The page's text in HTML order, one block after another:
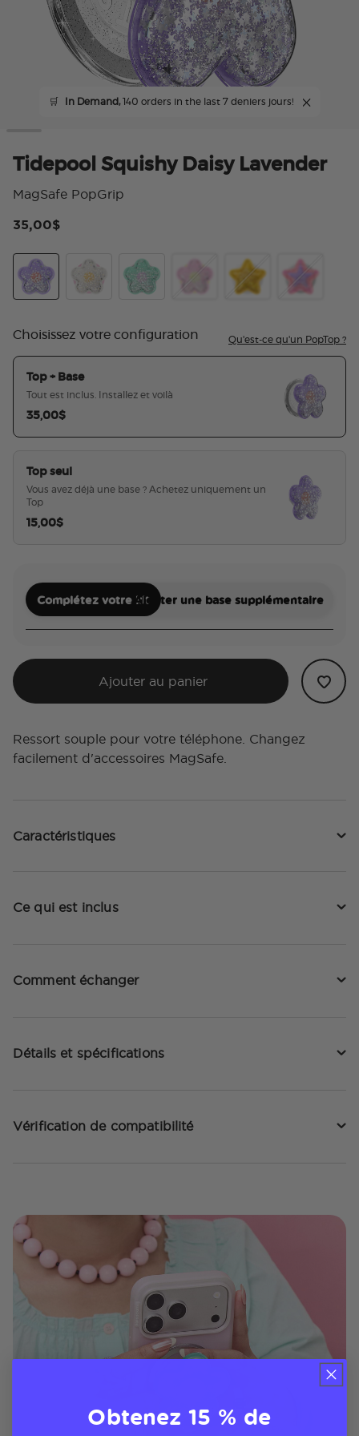
🛒 In Demand,140 orders in the last 7 deniers jours!
Tidepool Squishy Daisy Lavender
MagSafe PopGrip
35,00$
Choisissez votre configuration Qu'est-ce qu'un PopTop ?
Top + Base
Tout est inclus. Installez et voilà
35,00$
Top seul
Vous avez déjà une base ? Achetez uniquement un
Top
15,00$
Complétez votre kitAjouter une base supplémentaire
Ajouter au panier
Ressort souple pour votre téléphone. Changez
facilement d'accessoires MagSafe.
Caractéristiques
Ce qui est inclus
Comment échanger
Détails et spécifications
Vérification de compatibilité
Obtenez 15 % de